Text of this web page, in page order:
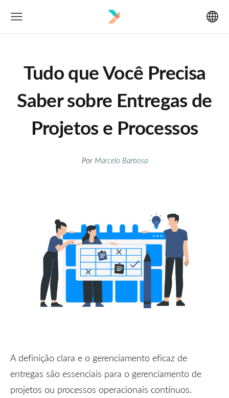
Tudo que Você Precisa
Saber sobre Entregas de
Projetos e Processos
Por Marcelo Barbosa
A definição clara e o gerenciamento eficaz de
entregas são essenciais para o gerenciamento de
projetos ou processos operacionais contínuos.